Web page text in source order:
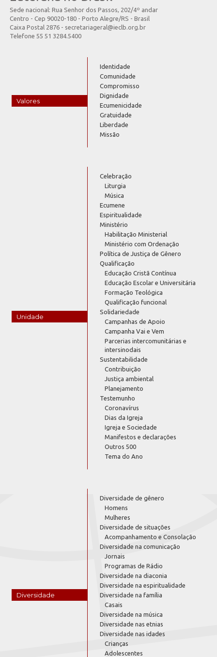
Sede nacional: Rua Senhor dos Passos, 202/4º andar
Centro - Cep 90020-180 - Porto Alegre/RS - Brasil
Caixa Postal 2876 - secretariageral@ieclb.org.br
Telefone 55 51 3284.5400
Valores
Identidade
Comunidade
Compromisso
Dignidade
Ecumenicidade
Gratuidade
Liberdade
Missão
Unidade
Celebração
Liturgia
Música
Ecumene
Espiritualidade
Ministério
Habilitação Ministerial
Ministério com Ordenação
Política de Justiça de Gênero
Qualificação
Educação Cristã Contínua
Educação Escolar e Universitária
Formação Teológica
Qualificação funcional
Solidariedade
Campanhas de Apoio
Campanha Vai e Vem
Parcerias intercomunitárias e
intersinodais
Sustentabilidade
Contribuição
Justiça ambiental
Planejamento
Testemunho
Coronavírus
Dias da Igreja
Igreja e Sociedade
Manifestos e declarações
Outros 500
Tema do Ano
Diversidade
Diversidade de gênero
Homens
Mulheres
Diversidade de situações
Acompanhamento e Consolação
Diversidade na comunicação
Jornais
Programas de Rádio
Diversidade na diaconia
Diversidade na espiritualidade
Diversidade na família
Casais
Diversidade na música
Diversidade nas etnias
Diversidade nas idades
Crianças
Adolescentes